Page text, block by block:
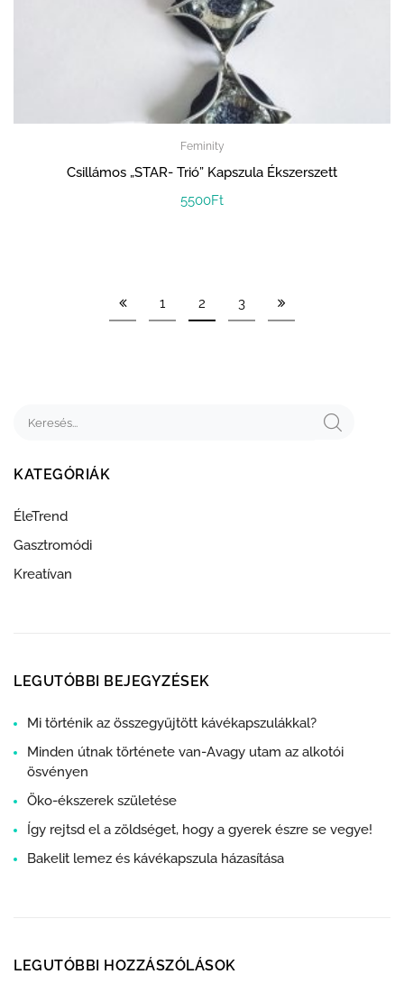
Feminity
Csillámos „STAR- Trió” Kapszula Ékszerszett
5500Ft
1 2 3
KATEGÓRIÁK
ÉleTrend
Gasztromódi
Kreatívan
LEGUTÓBBI BEJEGYZÉSEK
Mi történik az összegyűjtött kávékapszulákkal?
Minden útnak története van-Avagy utam az alkotói
ösvényen
Öko-ékszerek születése
Így rejtsd el a zöldséget, hogy a gyerek észre se vegye!
Bakelit lemez és kávékapszula házasítása
LEGUTÓBBI HOZZÁSZÓLÁSOK